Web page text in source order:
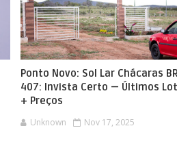
Ponto Novo: Sol Lar Chácaras
407: Invista Certo — Últimos
+ Preços
Unknown Nov 17, 2025